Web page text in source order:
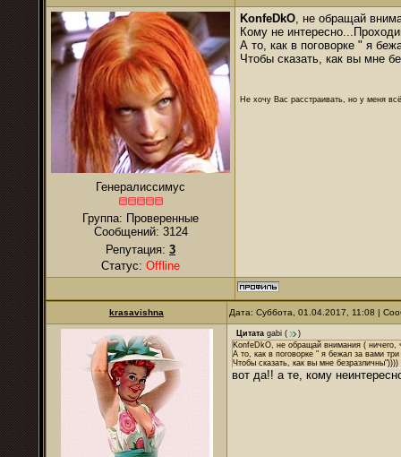
Генералиссимус
Группа: Проверенные
Сообщений: 3124
Репутация: 3
Статус: Offline
KonfeDkO, не обращай
Кому не
А то, как в поговорке " я
Чтобы сказать, как вы мне
Не хочу Вас расстраивать, но у меня
krasavishna Дата: Суббота, 01.04.2017, 11:08 |
Цитата gabi (
)
KonfeDkO, не обращай внимания (
А то, как в поговорке " я бежал за вами
Чтобы сказать, как вы мне безразличны"))))
вот да!! а те, кому